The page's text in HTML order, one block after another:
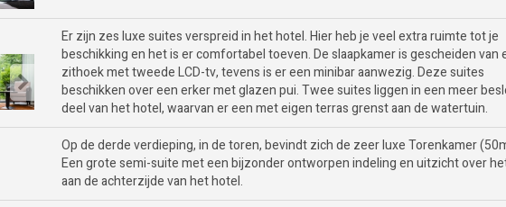
Er zijn zes luxe suites verspreid in het hotel. Hier heb je veel extra ruimte tot je
beschikking en het is er comfortabel toeven. De slaapkamer is gescheiden van
zithoek met tweede LCD-tv, tevens is er een minibar aanwezig. Deze suites
beschikken over een erker met glazen pui. Twee suites liggen in een meer
deel van het hotel, waarvan er een met eigen terras grenst aan de watertuin.
Op de derde verdieping, in de toren, bevindt zich de zeer luxe Torenkamer
Een grote semi-suite met een bijzonder ontworpen indeling en uitzicht over
aan de achterzijde van het hotel.